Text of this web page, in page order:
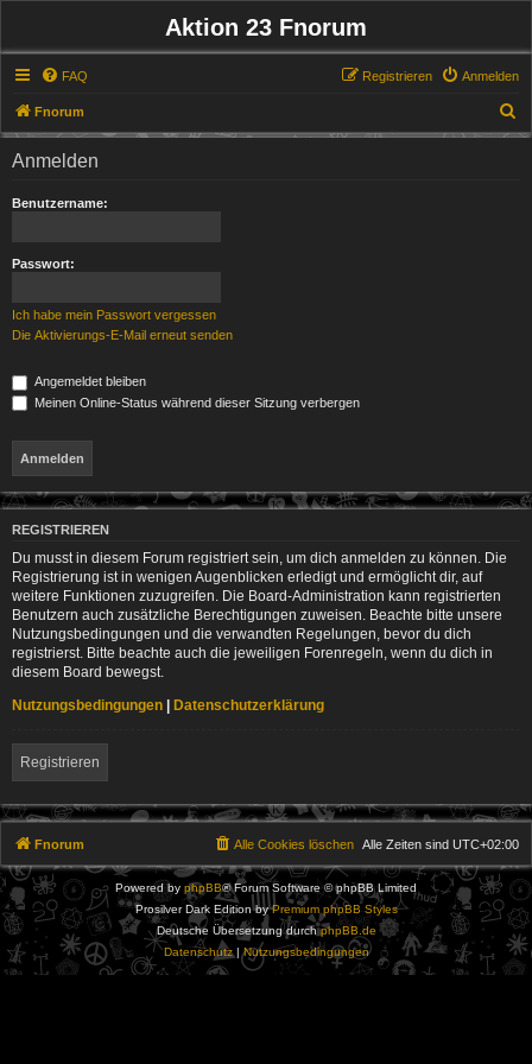
Aktion 23 Fnorum
FAQ Anmelden
Registrieren
Fnorum
u
Anmelden
Benutzername:
Passwort:
Ich habe mein Passwort vergessen
Die Aktivierungs-E-Mail erneut senden
Angemeldet bleiben
Meinen Online-Status während dieser Sitzung verbergen
REGISTRIEREN
Du musst in diesem Forum registriert sein, um dich anmelden zu können. Die
Registrierung ist in wenigen Augenblicken erledigt und ermöglicht dir, auf
weitere Funktionen zuzugreifen. Die Board-Administration kann registrierten
Benutzern auch zusätzliche Berechtigungen zuweisen. Beachte bitte unsere
Nutzungsbedingungen und die verwandten Regelungen, bevor du dich
registrierst. Bitte beachte auch die jeweiligen Forenregeln, wenn du dich in
diesem Board bewegst.
Nutzungsbedingungen | Datenschutzerklärung
Registrieren
Fnorum Alle Zeiten sind UTC+02:00
Alle Cookies löschen
Powered by phpBB® Forum Software © phpBB Limited
Prosilver Dark Edition byPremium phpBB Styles
Deutsche Übersetzung durchphpBB.de
Datenschutz|Nutzungsbedingungen